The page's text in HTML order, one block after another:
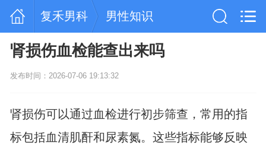
复禾男科 男性知识
肾损伤血检能查出来吗
发布时间：2026-07-06 19:13:32
肾损伤可以通过血检进行初步筛查，常用的指
标包括血清肌酐和尿素氮。这些指标能够反映